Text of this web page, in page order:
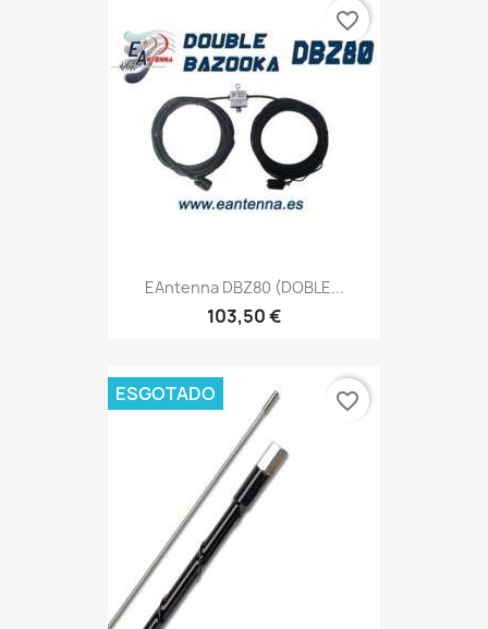
EAntenna DBZ80 (DOBLE...
103,50 €
favorite_border
ESGOTADO favorite_border